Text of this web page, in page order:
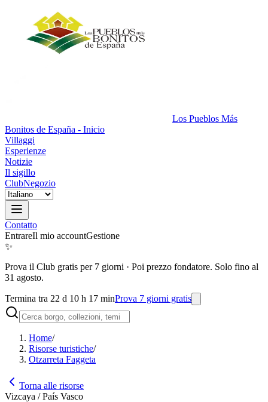
Los Pueblos Más
Bonitos de España - Inicio
Villaggi
Esperienze
Notizie
Il sigillo
ClubNegozio
Contatto
EntrareIl mio accountGestione
✨
Prova il Club gratis per 7 giorni · Poi prezzo fondatore. Solo fino al
31 agosto.
Termina tra 22 d 10 h 17 minProva 7 giorni gratis
Home/
Risorse turistiche/
Otzarreta Faggeta
Torna alle risorse
Vizcaya / País Vasco